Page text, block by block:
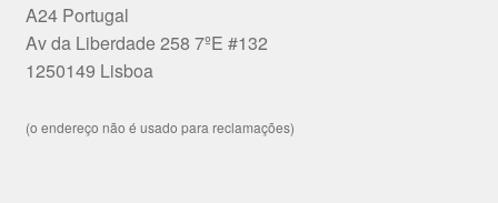
A24 Portugal
Av da Liberdade 258 7ºE #132
1250149 Lisboa
(o endereço não é usado para reclamações)